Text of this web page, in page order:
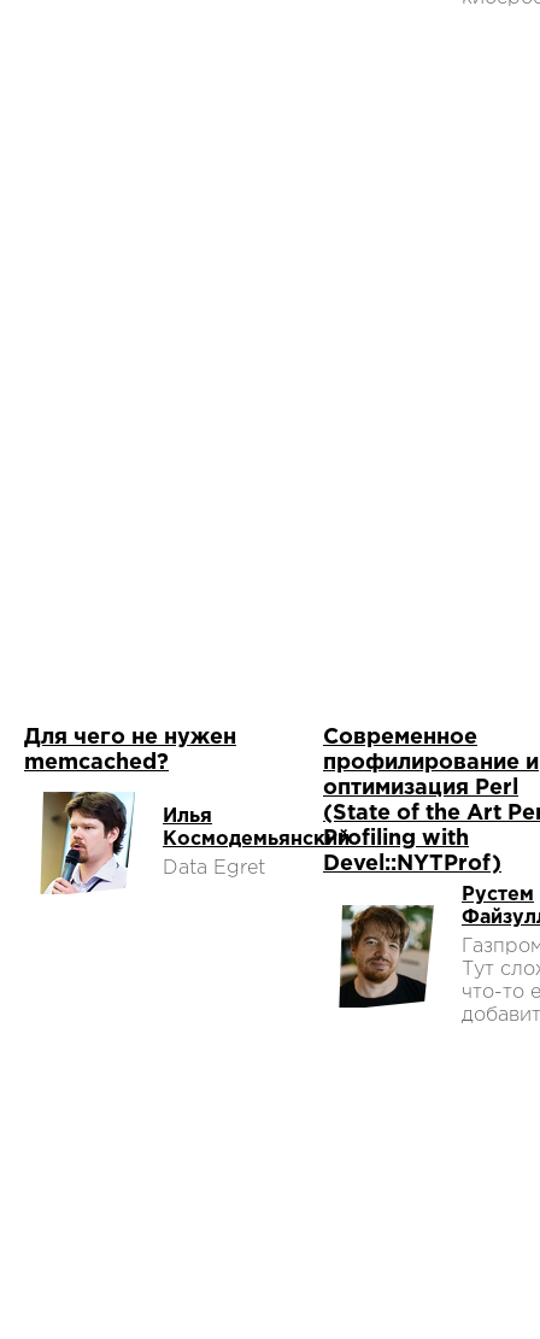
Для чего не нужен
memcached?
Илья
Космодемьянский
Data Egret
Современное
профилирование и
оптимизация Perl
(State of the Art
Profiling with
Devel::NYTProf)
Рустем
Тут
что-то